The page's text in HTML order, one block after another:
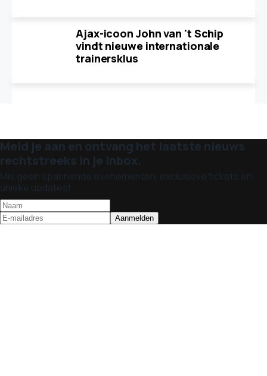
Ajax-icoon John van 't Schip
vindt nieuwe internationale
trainersklus
Meld je aan en ontvang het laatste nieuws
rechtstreeks in je inbox.
Mis geen spannende evenementen, exclusieve tickets en
unieke updates!